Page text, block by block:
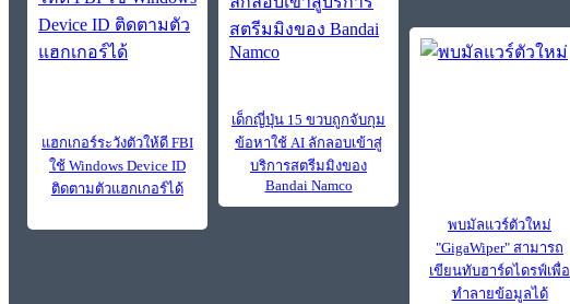
แฮกเกอร์ระวังตัวให้ดี FBI
ใช้ Windows Device ID
ติดตามตัวแฮกเกอร์ได้
เด็กญี่ปุ่น 15 ขวบถูกจับกุม
ข้อหาใช้ AI ลักลอบเข้าสู่
บริการสตรีมมิงของ
Bandai Namco
พบมัลแวร์ตัวใหม่
"GigaWiper" สามารถ
เขียนทับฮาร์ดไดรฟ์เพื่อ
ทำลายข้อมูลได้